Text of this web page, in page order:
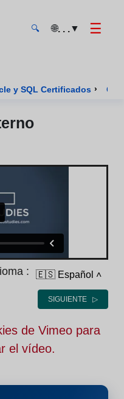
🔍 🌐. . .▼ ☰
y SQL Certificados ›
: 🇪🇸 Español ˄
SIGUIENTE ▷
de Vimeo para
el vídeo.